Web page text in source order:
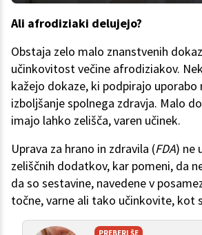
Ali afrodiziaki delujejo?
Obstaja zelo malo znanstvenih
učinkovitost večine afrodiziakov.
kažejo dokaze, ki podpirajo uporabo
izboljšanje spolnega zdravja. Malo
imajo lahko zelišča, varen učinek.
Uprava za hrano in zdravila (FDA) ne
zeliščnih dodatkov, kar pomeni, da
da so sestavine, navedene v
točne, varne ali tako učinkovite, kot
PREBERI ŠE